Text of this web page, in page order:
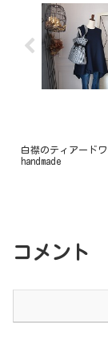
白襟のティアード
handmade
コメント